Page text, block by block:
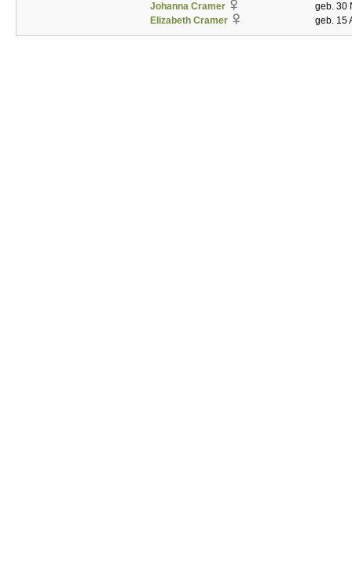
Johanna Cramer
geb. 30
Elizabeth Cramer
geb. 15